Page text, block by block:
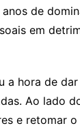
de
em
a hora de
Ao lado
e retomar